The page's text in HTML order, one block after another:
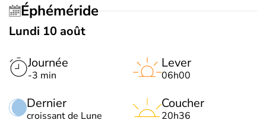
Éphéméride
Lundi 10 août
Journée
-3 min
Dernier
croissant de Lune
Lever
06h00
Coucher
20h36